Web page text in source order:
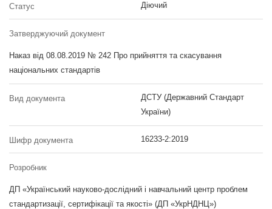
Статус Діючий
Затверджуючий документ
Наказ від 08.08.2019 № 242 Про прийняття та скасування
національних стандартів
Вид документа
ДСТУ (Державний Стандарт
України)
Шифр документа 16233-2:2019
Розробник
ДП «Український науково-дослідний і навчальний центр проблем
стандартизації, сертифікації та якості» (ДП «УкрНДНЦ»)